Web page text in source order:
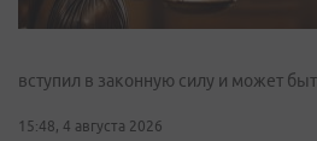
вступил в законную силу и может
15:48, 4 августа 2026